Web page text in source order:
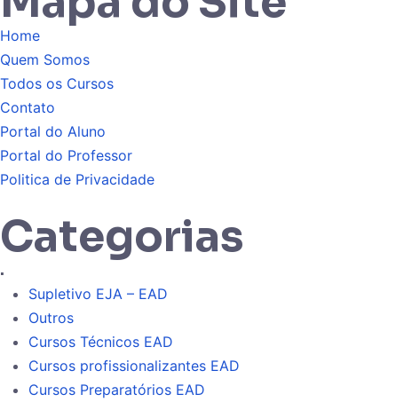
Home
Quem Somos
Todos os Cursos
Contato
Portal do Aluno
Portal do Professor
Politica de Privacidade
Categorias
.
Supletivo EJA – EAD
Outros
Cursos Técnicos EAD
Cursos profissionalizantes EAD
Cursos Preparatórios EAD